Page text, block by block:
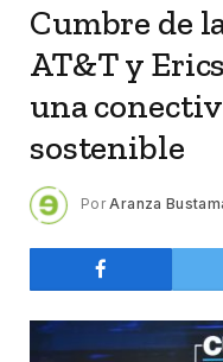
Cumbre de
AT&T y
una
sostenible
Por Aranza